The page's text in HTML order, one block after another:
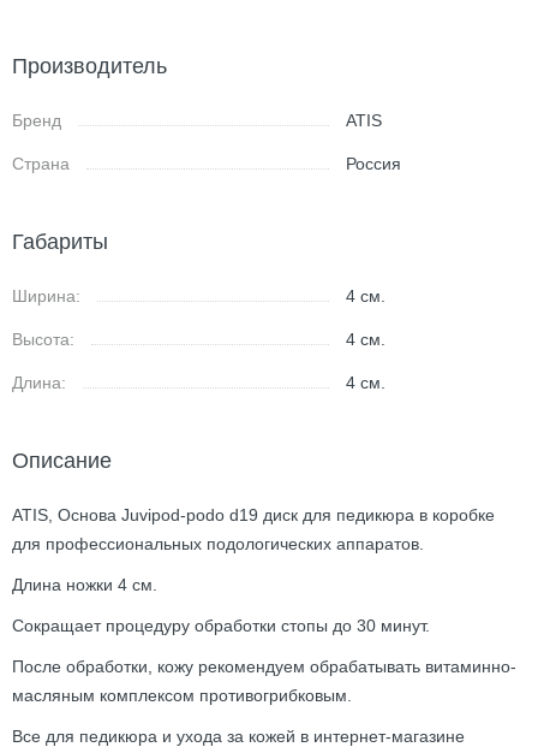
Производитель
Бренд ATIS
Страна Россия
Габариты
Ширина: 4см.
Высота: 4см.
Длина: 4см.
Описание
ATIS, Основа Juvipod-podo d19 диск для педикюра в коробке
для профессиональных подологических аппаратов.
Длина ножки 4 см.
Сокращает процедуру обработки стопы до 30 минут.
После обработки, кожу рекомендуем обрабатывать витаминно-
масляным комплексом противогрибковым.
Все для педикюра и ухода за кожей в интернет-магазине